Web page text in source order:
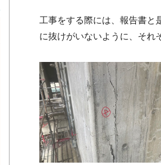
工事をする際には、報告書と
に抜けがいないように、それ